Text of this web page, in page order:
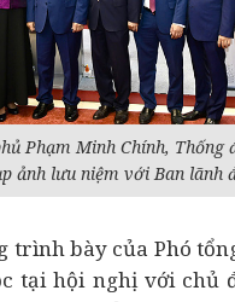
Phạm Minh Chính, Thống
ảnh lưu niệm với Ban lãnh
trình bày của Phó
tại hội nghị với chủ